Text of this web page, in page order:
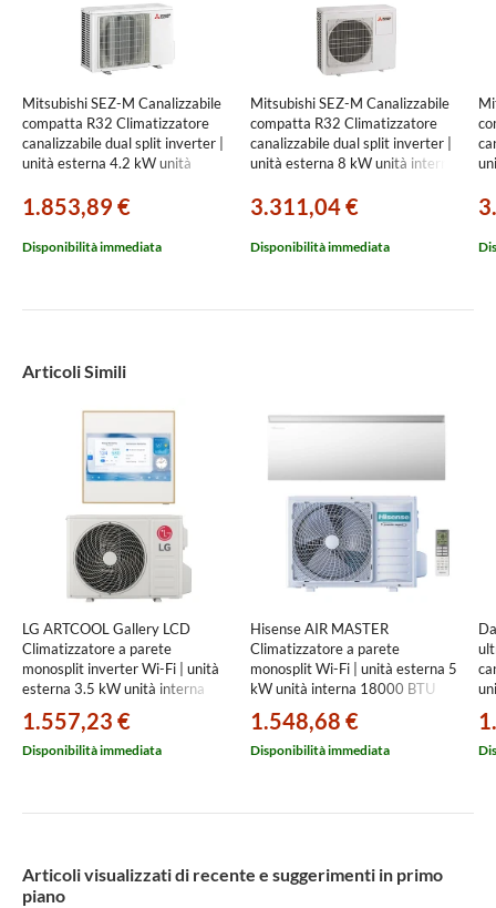
Mitsubishi SEZ-M Canalizzabile
compatta R32 Climatizzatore
canalizzabile dual split inverter |
unità esterna 4.2 kW unità
2F42VF+SEZ-M[25|25]DA2
1.853,89 €
Disponibilità immediata
Mitsubishi SEZ-M Canalizzabile
compatta R32 Climatizzatore
canalizzabile dual split inverter |
unità esterna 8 kW unità interne
4F80VF+SEZ-M[25|25]DA2
3.311,04 €
Disponibilità immediata
Articoli Simili
LG ARTCOOL Gallery LCD
Climatizzatore a parete
monosplit inverter Wi-Fi | unità
esterna 3.5 kW unità interna
A12GA2.NSE+A12GA2.U18
1.557,23 €
Disponibilità immediata
Hisense AIR MASTER
Climatizzatore a parete
monosplit Wi-Fi | unità esterna 5
kW unità interna 18000 BTU
1.548,68 €
Disponibilità immediata
Articoli visualizzati di recente e suggerimenti in primo
piano